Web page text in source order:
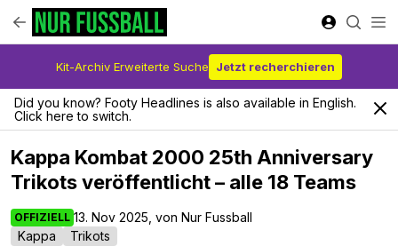
Kit-Archiv Erweiterte Suche Jetzt recherchieren
Did you know? Footy Headlines is also available in English.
Click here to switch.
Kappa Kombat 2000 25th Anniversary
Trikots veröffentlicht – alle 18 Teams
OFFIZIELL 13. Nov 2025, von Nur Fussball
Kappa
Trikots